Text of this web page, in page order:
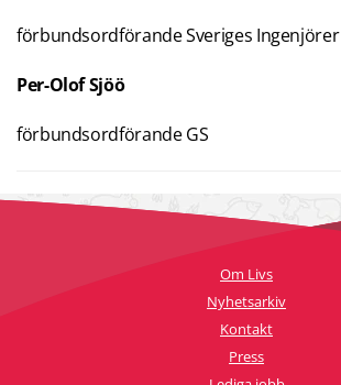
förbundsordförande Sveriges Ingenjörer
Per-Olof Sjöö
förbundsordförande GS
Om Livs
Nyhetsarkiv
Kontakt
Press